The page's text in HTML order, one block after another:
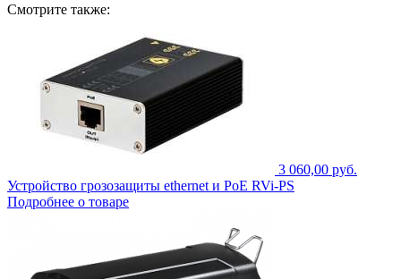
Смотрите также:
3 060,00 руб.
Устройство грозозащиты ethernet и PoE RVi-PS
Подробнее о товаре